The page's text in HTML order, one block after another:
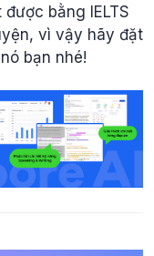
bằng IELTS
vì vậy hãy đặt
bạn nhé!